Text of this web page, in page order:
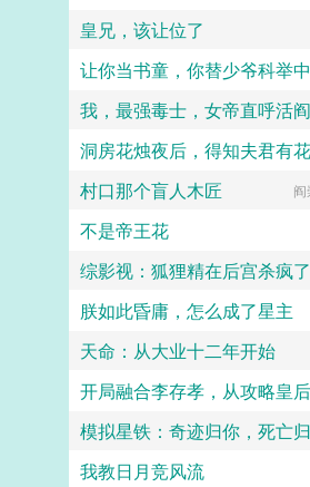
爱的质子攻x每天外
的后爹受后期装乖假
高冷美强囚凤帝王受
架春秋平行时期，称
私设。双方无任何亲
他国后，称国君为父
相爱相杀年龄差7岁
1v1欢迎收藏作者鞠
（作者广告位3啵啵
秋棠心狠手辣权臣攻
受权臣技能之伺候娇
儿。■古耽照我满怀
卫攻x狠戾变态王爷受
掌扇爽了。■古耽误
骚大将军x骄扬富贵小
追又放弃，将军等会
东幻众神审判日疯批
为神清路的蓝星5s指
遇到一个顶级疯批罪
试接吻吗？■现耽第
失眠的霸总，被手段
治疗师狠狠拿捏。
治成了恋爱脑...
了，看到无敌阳光开
里能领养，阿祖！我
第三本读者C作者生
一定要搞这么五毒俱
出来东西找个班上吧
CMD，祖神，我可
本第五本第六本楚祖
的一般，但我改得还
道什么叫边缘角色吗
算什么边缘角色啊！
存稿箱吐章节，偶尔
惕祖哥感情牌，他是
拉揪，随机掉落祖哥
注发言时间，精确到
简单尝试各种题材的
有各个题材，收收菜
皇兄，该让位了
让你当书童，你替少爷科举
我，最强毒士，女帝直呼活
洞房花烛夜后，得知夫君有
村口那个盲人木匠
不是帝王花
综影视：狐狸精在后宫杀疯了
朕如此昏庸，怎么成了星主
天命：从大业十二年开始
开局融合李存孝，从攻略皇
模拟星铁：奇迹归你，死亡
我教日月竞风流